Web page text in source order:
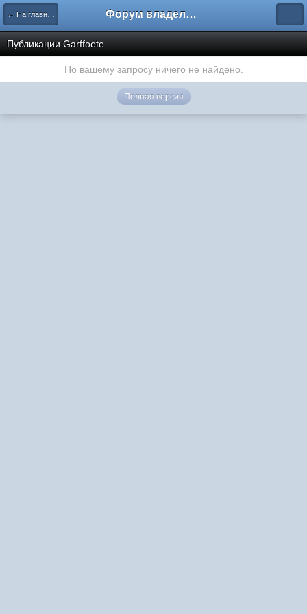
← На главную Форум владельцев интернет-магазинов
Публикации Garffoete
По вашему запросу ничего не найдено.
Полная версия